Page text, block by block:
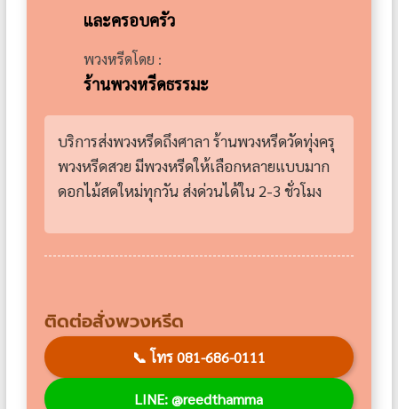
และครอบครัว
พวงหรีดโดย :
ร้านพวงหรีดธรรมะ
บริการส่งพวงหรีดถึงศาลา ร้านพวงหรีดวัดทุ่งครุ
พวงหรีดสวย มีพวงหรีดให้เลือกหลายแบบมาก
ดอกไม้สดใหม่ทุกวัน ส่งด่วนได้ใน 2-3 ชั่วโมง
ติดต่อสั่งพวงหรีด
📞 โทร 081-686-0111
LINE: @reedthamma